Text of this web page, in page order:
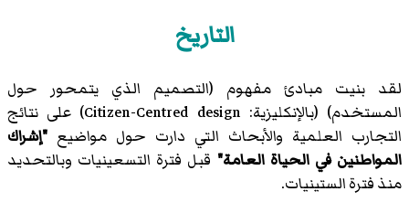
التاريخ
لقد بنيت مبادئ مفهوم (التصميم الذي يتمحور حول
المستخدم
) (بالإنكليزية: Citizen-Centred design) على نتائج
التجارب العلمية والأبحاث التي دارت حول مواضيع "إشراك
المواطنين في الحياة العامة" قبل فترة التسعينيات وبالتحديد
منذ فترة الستينيات.